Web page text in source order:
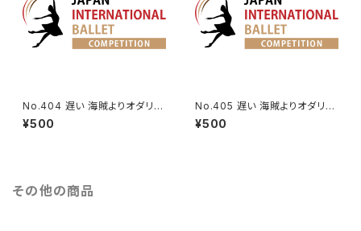
No.404 遅い 海賊よりオダリス
クの第2Va.
¥500
No.405 遅い 海賊よりオダリス
クの第3Va.
¥500
その他の商品